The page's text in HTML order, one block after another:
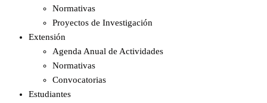
Normativas
Proyectos de Investigación
Extensión
Agenda Anual de Actividades
Normativas
Convocatorias
Estudiantes